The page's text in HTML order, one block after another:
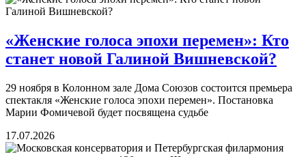
«Женские голоса эпохи перемен»: Кто
станет новой Галиной Вишневской?
29 ноября в Колонном зале Дома Союзов состоится премьера
спектакля «Женские голоса эпохи перемен». Постановка
Марии Фомичевой будет посвящена судьбе
17.07.2026